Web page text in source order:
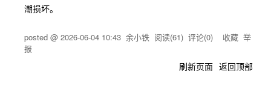
潮损坏。
posted @ 2026-06-04 10:43 余小铁 阅读(61) 评论(0) 收藏 举
报
刷新页面 返回顶部